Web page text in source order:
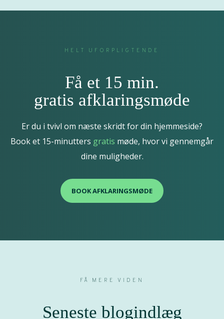
HELT UFORPLIGTENDE
Få et 15 min.
gratis afklaringsmøde
Er du i tvivl om næste skridt for din hjemmeside?
Book et 15-minutters gratis møde, hvor vi gennemgår
dine muligheder.
BOOK AFKLARINGSMØDE
FÅ MERE VIDEN
Seneste blogindlæg